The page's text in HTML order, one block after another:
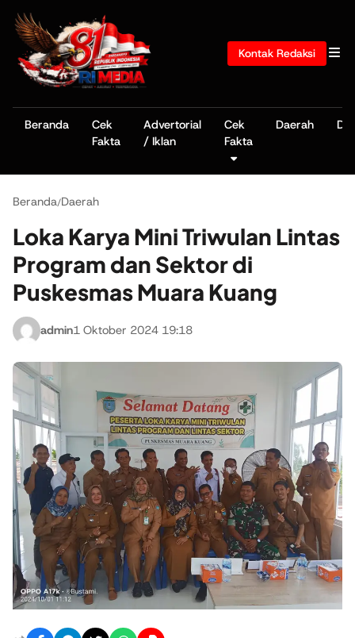
Kontak Redaksi
Beranda
Cek
Fakta
Advertorial
/ Iklan
Cek
Fakta
Daerah
Beranda/Daerah
Loka Karya Mini Triwulan Lintas
Program dan Sektor di
Puskesmas Muara Kuang
admin1 Oktober 2024 19:18